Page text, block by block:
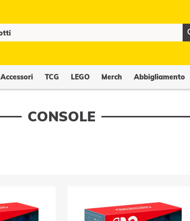
Accessori TCG LEGO Merch Abbigliamento
CONSOLE